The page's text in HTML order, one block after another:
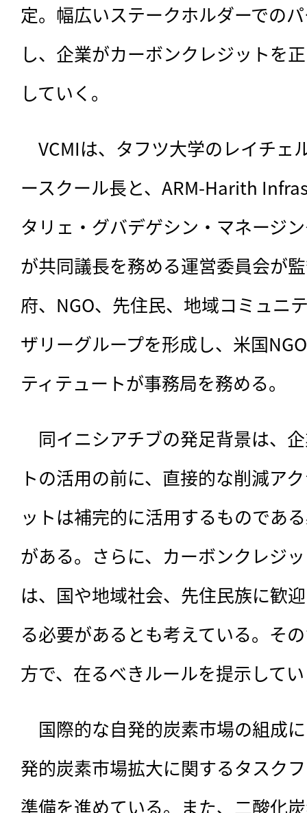
定。幅広いステークホルダーでの
し、企業がカーボンクレジットを
していく。
VCMIは、タフツ大学のレイチェ
ースクール長と、ARM-Harith
タリェ・グバデゲシン・マネージ
が共同議長を務める運営委員会が
府、NGO、先住民、地域コミュニ
ザリーグループを形成し、米国
ティテュートが事務局を務める。
同イニシアチブの発足背景は、
トの活用の前に、直接的な削減ア
ットは補完的に活用するものであ
がある。さらに、カーボンクレジ
は、国や地域社会、先住民族に歓
る必要があるとも考えている。そ
方で、在るべきルールを提示して
国際的な自発的炭素市場の組成
発的炭素市場拡大に関するタスク
準備を進めている。また、二酸化